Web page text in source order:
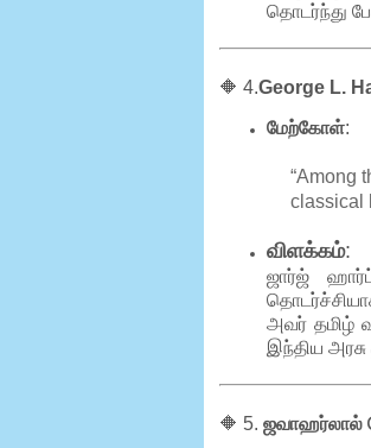
தொடர்ந்து
🔶 4.George L.
மேற்கோள்:
“Among
classical
விளக்கம்:
ஜார்ஜ்
அவர் தமிழ்
இந்திய
🔶 5. ஜவாஹர்லால்